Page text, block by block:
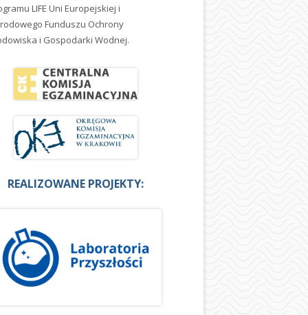
LIFE Uni Europejskiej i
Funduszu Ochrony
i Gospodarki Wodnej.
REALIZOWANE PROJEKTY: